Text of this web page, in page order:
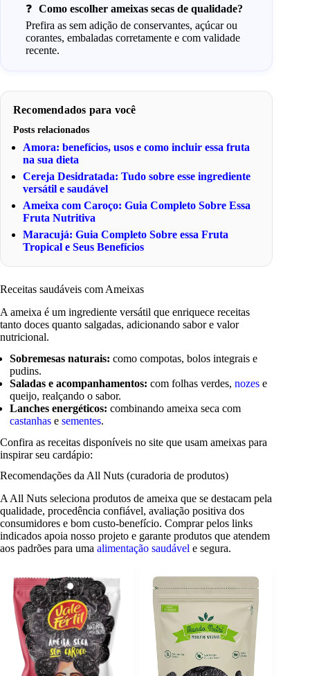
Como escolher ameixas secas de qualidade?
Prefira as sem adição de conservantes, açúcar ou
corantes, embaladas corretamente e com validade
recente.
Recomendados para você
Posts relacionados
Amora: benefícios, usos e como incluir essa fruta
na sua dieta
Cereja Desidratada: Tudo sobre esse ingrediente
versátil e saudável
Ameixa com Caroço: Guia Completo Sobre Essa
Fruta Nutritiva
Maracujá: Guia Completo Sobre essa Fruta
Tropical e Seus Benefícios
Receitas saudáveis com Ameixas
A ameixa é um ingrediente versátil que enriquece receitas
tanto doces quanto salgadas, adicionando sabor e valor
nutricional.
Sobremesas naturais: como compotas, bolos integrais e
pudins.
Saladas e acompanhamentos: com folhas verdes,nozes e
queijo, realçando o sabor.
Lanches energéticos: combinando ameixa seca com
castanhas esementes.
Confira as receitas disponíveis no site que usam ameixas para
inspirar seu cardápio:
Recomendações da All Nuts (curadoria de produtos)
A All Nuts seleciona produtos de ameixa que se destacam pela
qualidade, procedência confiável, avaliação positiva dos
consumidores e bom custo-benefício. Comprar pelos links
indicados apoia nosso projeto e garante produtos que atendem
aos padrões para uma alimentação saudável e segura.